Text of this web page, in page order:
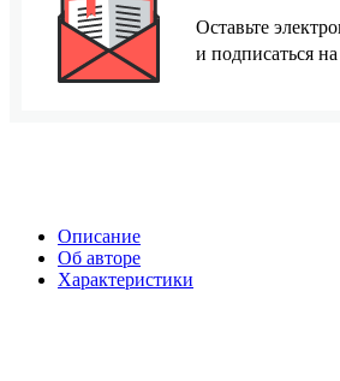
Описание
Об авторе
Характеристики
Оставьте
и подписаться